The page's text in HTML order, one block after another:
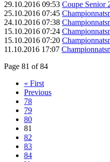
29.10.2016 09:53 Coupe Senior
25.10.2016 07:45
24.10.2016 07:38
15.10.2016 07:24
15.10.2016 07:20
11.10.2016 17:07
Page 81 of 84
« First
Previous
78
79
80
81
82
83
84